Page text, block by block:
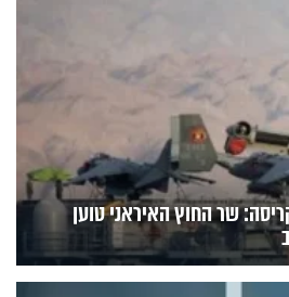
שר החוץ האיראני טוען